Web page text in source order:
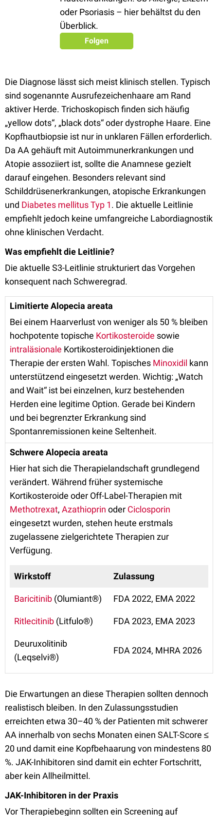
oder Psoriasis – hier behältst du den
Überblick.
Folgen
Die Diagnose lässt sich meist klinisch stellen. Typisch
sind sogenannte Ausrufezeichenhaare am Rand
aktiver Herde. Trichoskopisch finden sich häufig
„yellow dots“, „black dots“ oder dystrophe Haare. Eine
Kopfhautbiopsie ist nur in unklaren Fällen erforderlich.
Da AA gehäuft mit Autoimmunerkrankungen und
Atopie assoziiert ist, sollte die Anamnese gezielt
darauf eingehen. Besonders relevant sind
Schilddrüsenerkrankungen, atopische Erkrankungen
und Diabetes mellitus Typ 1. Die aktuelle Leitlinie
empfiehlt jedoch keine umfangreiche Labordiagnostik
ohne klinischen Verdacht.
Was empfiehlt die Leitlinie?
Die aktuelle S3-Leitlinie strukturiert das Vorgehen
konsequent nach Schweregrad.
Limitierte Alopecia areata
Bei einem Haarverlust von weniger als 50 % bleiben
hochpotente topische Kortikosteroide sowie
intraläsionale Kortikosteroidinjektionen die
Therapie der ersten Wahl. Topisches Minoxidil kann
unterstützend eingesetzt werden. Wichtig: „Watch
and Wait“ ist bei einzelnen, kurz bestehenden
Herden eine legitime Option. Gerade bei Kindern
und bei begrenzter Erkrankung sind
Spontanremissionen keine Seltenheit.
Schwere Alopecia areata
Hier hat sich die Therapielandschaft grundlegend
verändert. Während früher systemische
Kortikosteroide oder Off-Label-Therapien mit
Methotrexat, Azathioprin oder Ciclosporin
eingesetzt wurden, stehen heute erstmals
zugelassene zielgerichtete Therapien zur
Verfügung.
Wirkstoff Zulassung
Baricitinib (Olumiant®) FDA 2022, EMA 2022
Ritlecitinib (Litfulo®) FDA 2023, EMA 2023
Deuruxolitinib
(Leqselvi®)
FDA 2024, MHRA 2026
Die Erwartungen an diese Therapien sollten dennoch
realistisch bleiben. In den Zulassungsstudien
erreichten etwa 30–40 % der Patienten mit schwerer
AA innerhalb von sechs Monaten einen SALT-Score ≤
20 und damit eine Kopfbehaarung von mindestens 80
%. JAK-Inhibitoren sind damit ein echter Fortschritt,
aber kein Allheilmittel.
JAK-Inhibitoren in der Praxis
Vor Therapiebeginn sollten ein Screening auf